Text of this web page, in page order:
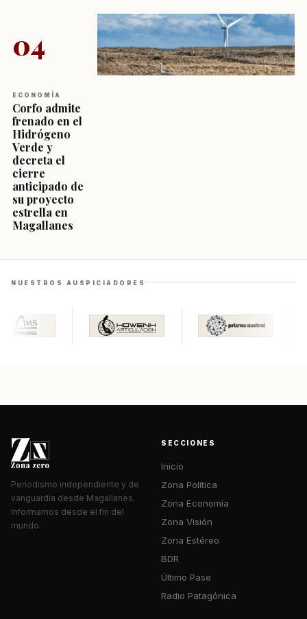
04
ECONOMÍA
Corfo admite
frenado en el
Hidrógeno
Verde y
decreta el
cierre
anticipado de
su proyecto
estrella en
Magallanes
NUESTROS AUSPICIADORES
Periodismo independiente y de
vanguardia desde Magallanes.
Informamos desde el fin del
mundo.
SECCIONES
Inicio
Zona Política
Zona Economía
Zona Visión
Zona Estéreo
BDR
Último Pase
Radio Patagónica